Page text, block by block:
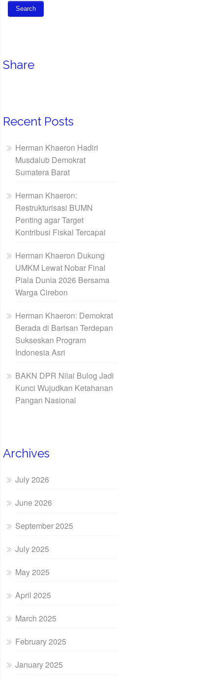
Share
Recent Posts
Herman Khaeron Hadiri
Musdalub Demokrat
Sumatera Barat
Herman Khaeron:
Restrukturisasi BUMN
Penting agar Target
Kontribusi Fiskal Tercapai
Herman Khaeron Dukung
UMKM Lewat Nobar Final
Piala Dunia 2026 Bersama
Warga Cirebon
Herman Khaeron: Demokrat
Berada di Barisan Terdepan
Sukseskan Program
Indonesia Asri
BAKN DPR Nilai Bulog Jadi
Kunci Wujudkan Ketahanan
Pangan Nasional
Archives
July 2026
June 2026
September 2025
July 2025
May 2025
April 2025
March 2025
February 2025
January 2025